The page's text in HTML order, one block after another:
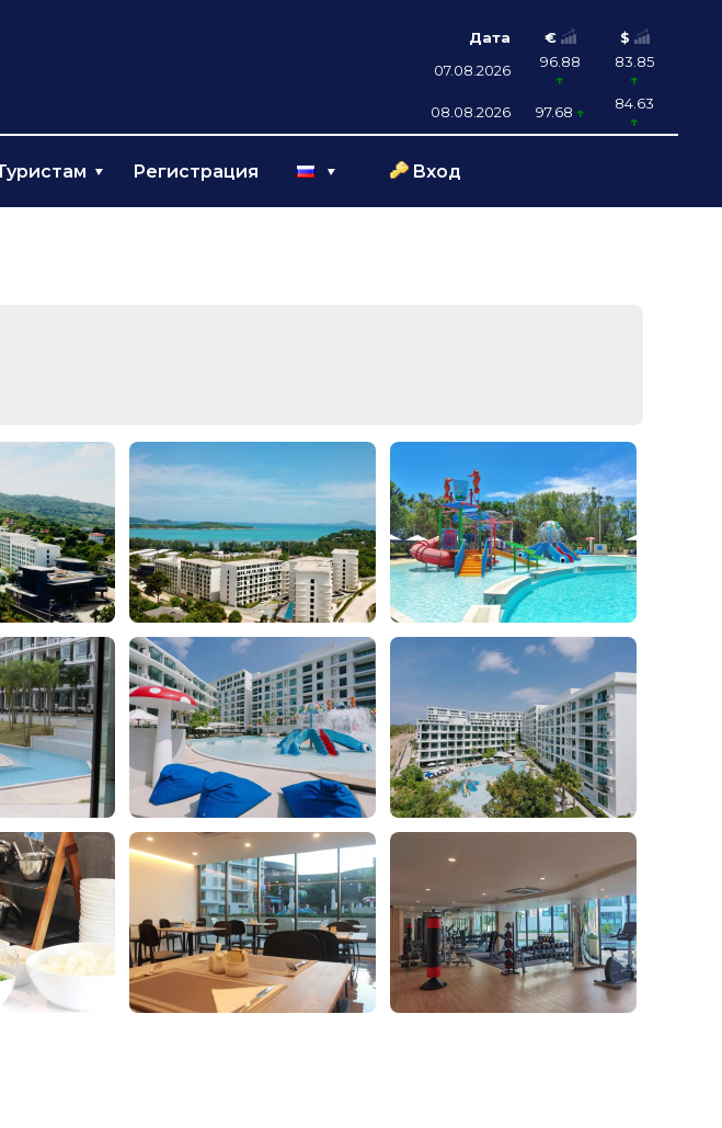
Дата €
$
07.08.2026
96.88 83.85
08.08.2026 97.68 84.63
Регистрация Вход